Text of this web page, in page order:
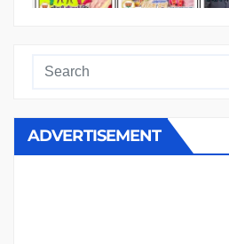
ADVERTISEMENT